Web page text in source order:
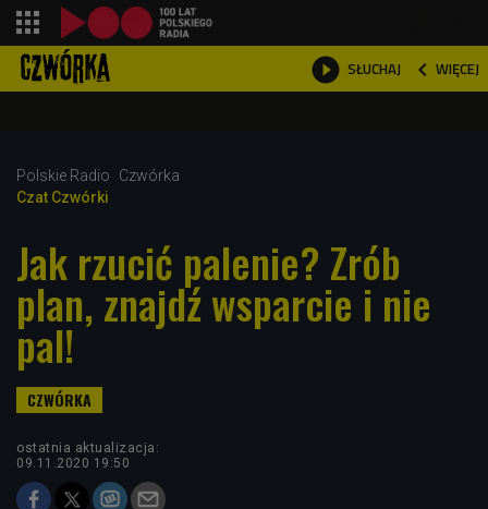
 SŁUCHAJ  WIĘCEJ

Polskie Radio
Czwórka
Czat Czwórki
Jak rzucić palenie? Zrób
plan, znajdź wsparcie i nie
pal!
ostatnia aktualizacja:
09.11.2020 19:50